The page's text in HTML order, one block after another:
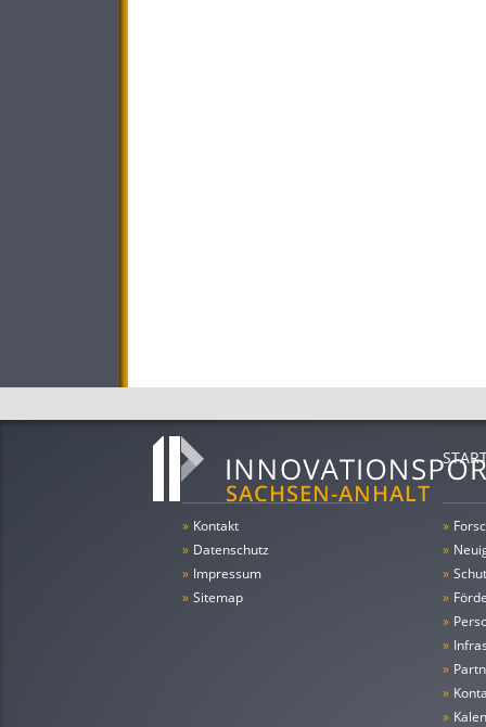
» Kontakt
» Datenschutz
» Impressum
» Sitemap
»
»
»
»
»
»
»
»
»